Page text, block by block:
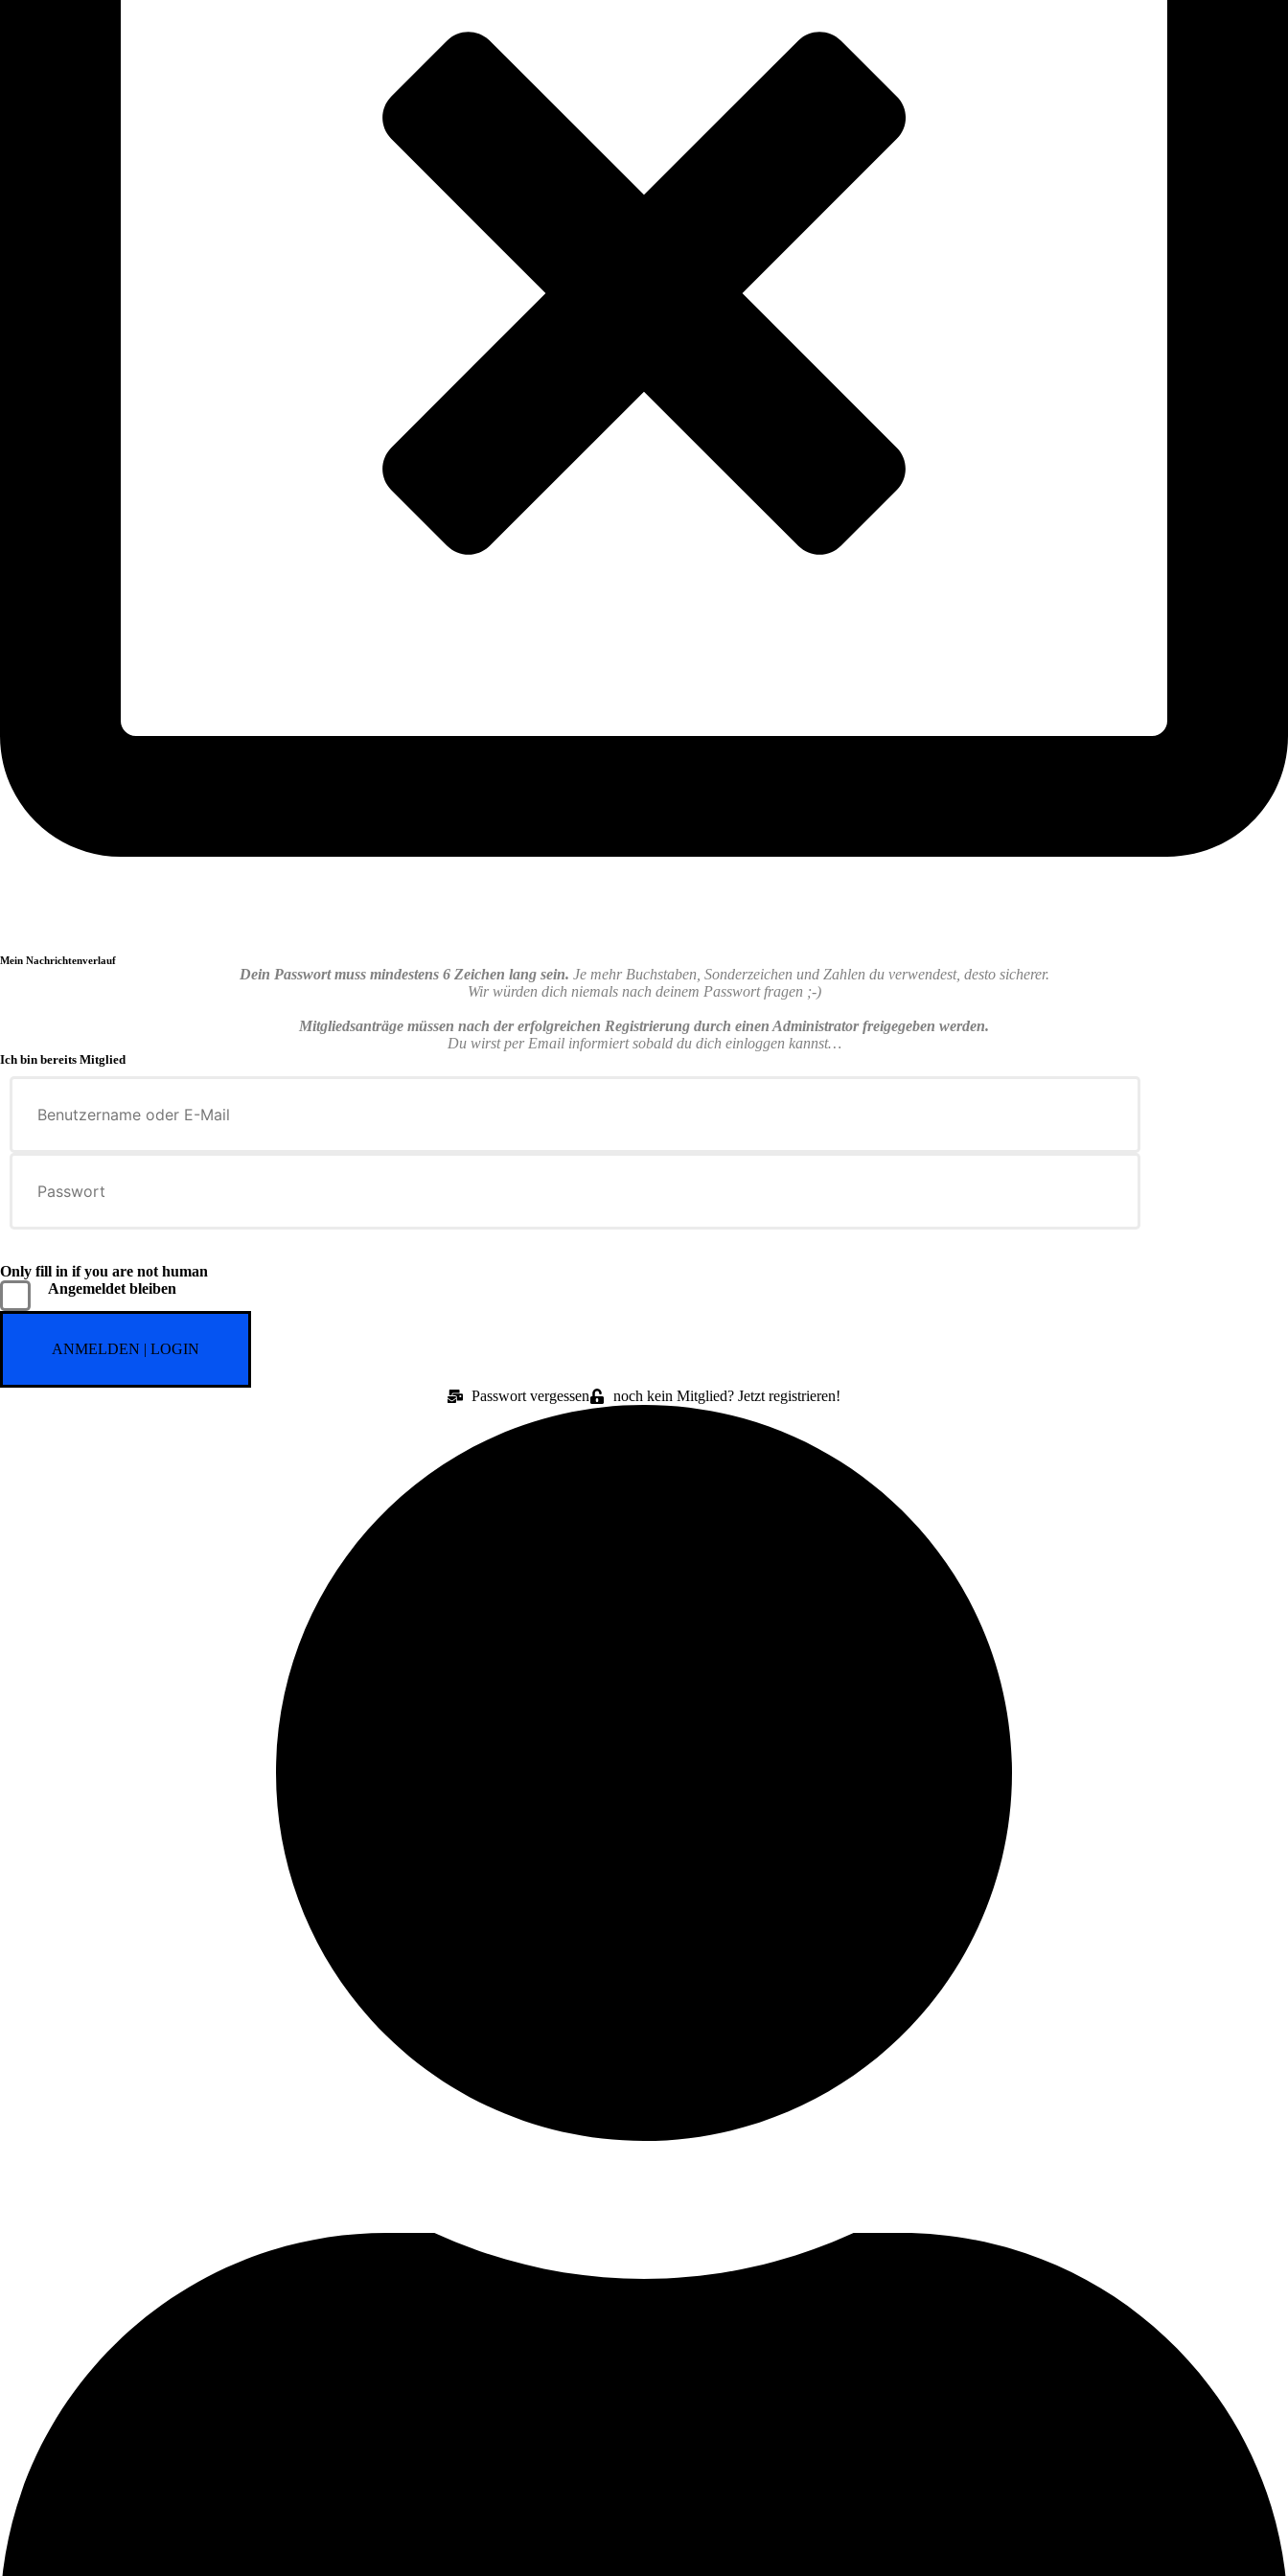
Mein Nachrichtenverlauf
Dein Passwort muss mindestens 6 Zeichen lang sein. Je mehr Buchstaben, Sonderzeichen und Zahlen du verwendest, desto sicherer.
Wir würden dich niemals nach deinem Passwort fragen ;-)
Mitgliedsanträge müssen nach der erfolgreichen Registrierung durch einen Administrator freigegeben werden.
Du wirst per Email informiert sobald du dich einloggen kannst…
Ich bin bereits Mitglied
Only fill in if you are not human
Angemeldet bleiben
Passwort vergessen noch kein Mitglied? Jetzt registrieren!